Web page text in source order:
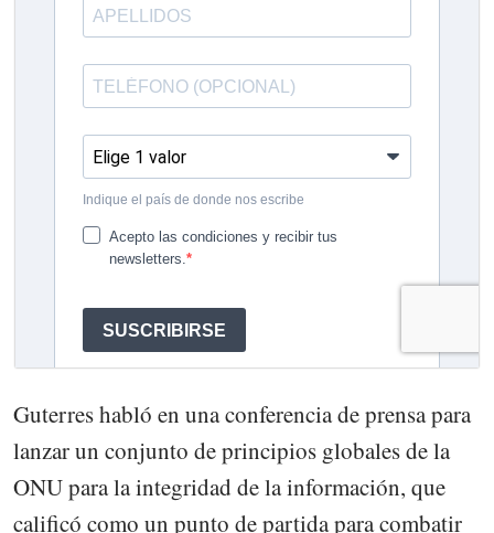
Guterres habló en una conferencia de prensa para
lanzar un conjunto de principios globales de la
ONU para la integridad de la información, que
calificó como un punto de partida para combatir